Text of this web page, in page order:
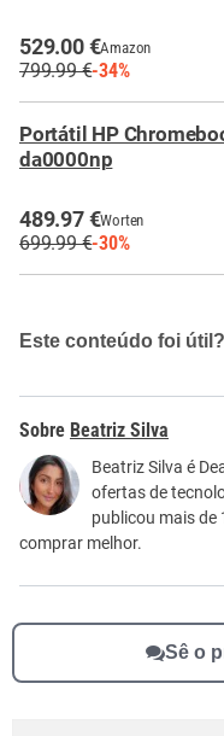
529.00 €Amazon
799.99 €-34%
Portátil HP
da0000np
489.97 €Worten
699.99 €-30%
Este conteúdo foi útil?
Este conteúdo
Este conteúdo não
Outro
Beatriz Silva
Beatriz Silva é
ofertas de
publicou mais de
comprar melhor.
Sê o